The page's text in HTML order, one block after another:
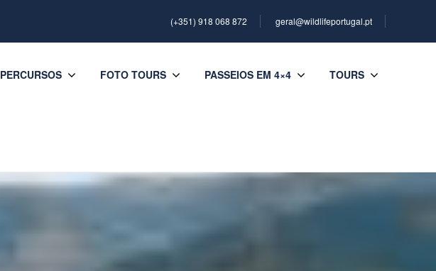
(+351) 918 068 872 geral@wildlifeportugal.pt
PERCURSOS FOTO TOURS PASSEIOS EM 4×4 TOURS